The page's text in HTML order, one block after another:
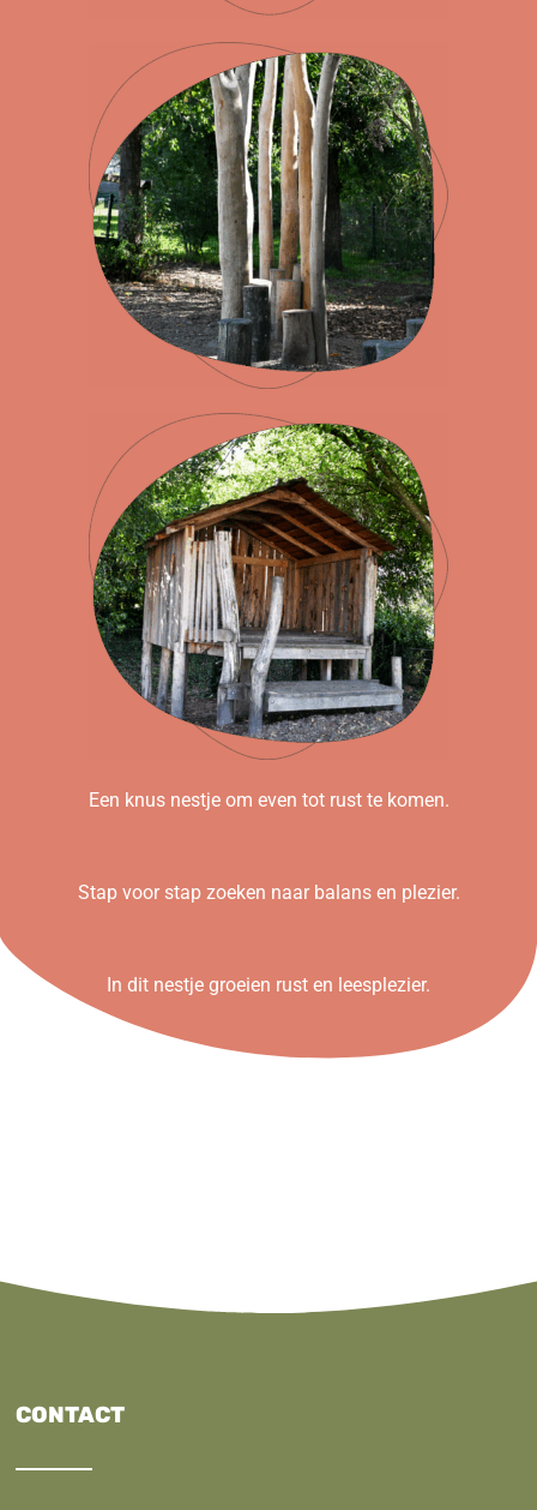
Een knus nestje om even tot rust te komen.
Stap voor stap zoeken naar balans en plezier.
In dit nestje groeien rust en leesplezier.
CONTACT